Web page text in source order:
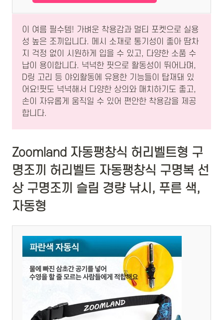
이 여름 필수템! 가벼운 착용감과 멀티 포켓으로 실용
성 높은 조끼입니다. 메시 소재로 통기성이 좋아 땀차
지 걱정 없이 시원하게 입을 수 있고, 다양한 소품 수
납이 용이합니다. 넉넉한 핏으로 활동성이 뛰어나며,
D링 고리 등 야외활동에 유용한 기능들이 탑재돼 있
어요!핏도 넉넉해서 다양한 상의와 매치하기도 좋고,
손이 자유롭게 움직일 수 있어 편안한 착용감을 제공
합니다.
Zoomland 자동팽창식 허리벨트형 구
명조끼 허리벨트 자동팽창식 구명복 선
상 구명조끼 슬림 경량 낚시, 푸른 색,
자동형